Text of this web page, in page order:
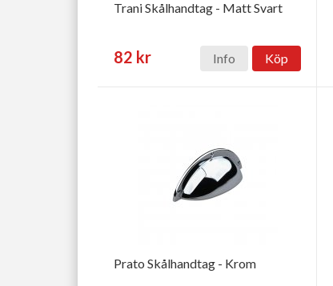
Trani Skålhandtag - Matt Svart
82 kr Info Köp
Prato Skålhandtag - Krom